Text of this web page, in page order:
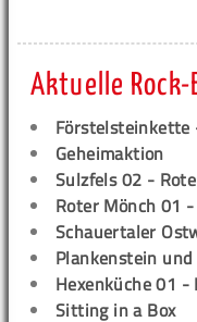
Aktuelle Rock-
Förstelsteinkette
Geheimaktion
Sulzfels 02 -
Roter Mönch 01
Schauertaler
Plankenstein
Hexenküche 01 -
Sitting in a Box